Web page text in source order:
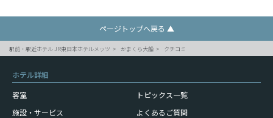
ページトップへ戻る ▲
駅前・駅近ホテル JR東日本ホテルメッツ かまくら大船 クチコミ
ホテル詳細
客室
施設・サービス
トピックス一覧
よくあるご質問